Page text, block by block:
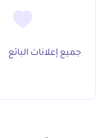
جميع إعلانات البائع